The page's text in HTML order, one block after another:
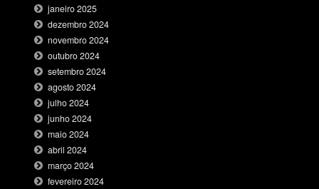
janeiro 2025
dezembro 2024
novembro 2024
outubro 2024
setembro 2024
agosto 2024
julho 2024
junho 2024
maio 2024
abril 2024
março 2024
fevereiro 2024